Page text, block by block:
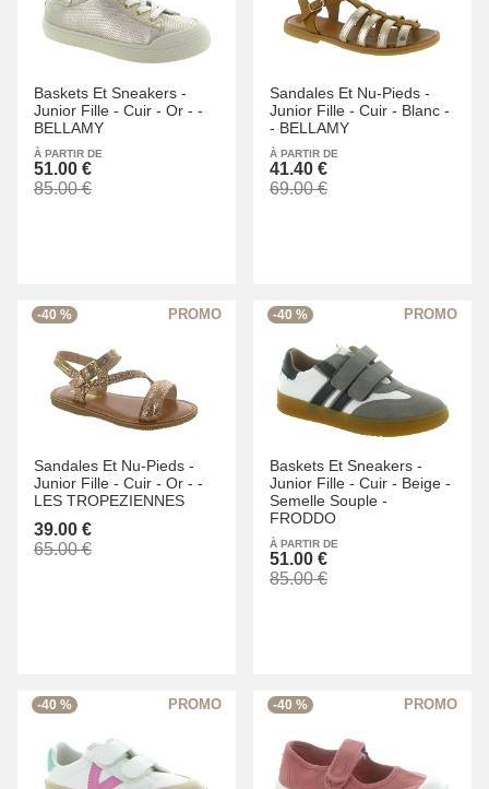
Baskets Et Sneakers -
Junior Fille - Cuir - Or - -
BELLAMY
À PARTIR DE
51.00 €
85.00 €
Sandales Et Nu-Pieds -
Junior Fille - Cuir - Blanc -
- BELLAMY
À PARTIR DE
41.40 €
69.00 €
-40 %
Sandales Et Nu-Pieds -
Junior Fille - Cuir - Or - -
LES TROPEZIENNES
39.00 €
65.00 €
-40 %
Baskets Et Sneakers -
Junior Fille - Cuir - Beige -
Semelle Souple -
FRODDO
À PARTIR DE
51.00 €
85.00 €
-40 % -40 %